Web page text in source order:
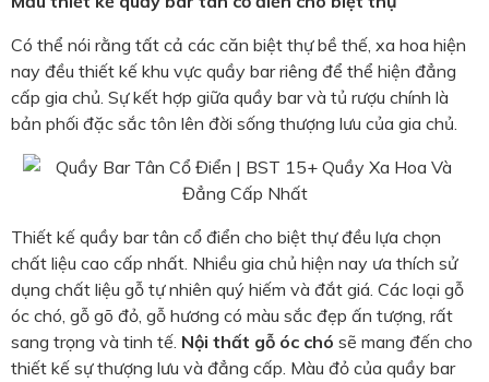
Có thể nói rằng tất cả các căn biệt thự bề thế, xa hoa hiện
nay đều thiết kế khu vực quầy bar riêng để thể hiện đẳng
cấp gia chủ. Sự kết hợp giữa quầy bar và tủ rượu chính là
bản phối đặc sắc tôn lên đời sống thượng lưu của gia chủ.
Thiết kế quầy bar tân cổ điển cho biệt thự đều lựa chọn
chất liệu cao cấp nhất. Nhiều gia chủ hiện nay ưa thích sử
dụng chất liệu gỗ tự nhiên quý hiếm và đắt giá. Các loại gỗ
óc chó, gỗ gõ đỏ, gỗ hương có màu sắc đẹp ấn tượng, rất
sang trọng và tinh tế. Nội thất gỗ óc chó sẽ mang đến cho
thiết kế sự thượng lưu và đẳng cấp. Màu đỏ của quầy bar